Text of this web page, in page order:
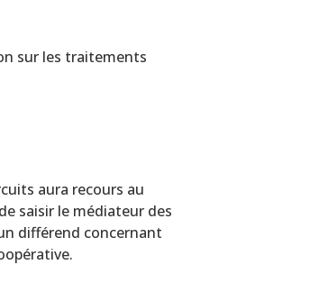
sur les traitements
aura recours au
saisir le médiateur des
différend concernant